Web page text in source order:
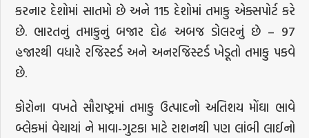
કરનાર દેશોમાં સાતમો છે અને 115 દેશોમાં તમાકુ એક્સપોર્ટ કરે
છે. ભારતનું તમાકુનું બજાર દોઢ અબજ ડોલરનું છે – 97
હજારથી વધારે રજિસ્ટર્ડ અને અનરજિસ્ટર્ડ ખેડૂતો તમાકુ પકવે
છે.
કોરોના વખતે સૌરાષ્ટ્રમાં તમાકુ ઉત્પાદનો અતિશય મોંઘા ભાવે
બ્લેકમાં વેચાયાં ને માવા-ગુટકા માટે રાશનથી પણ લાંબી લાઈનો